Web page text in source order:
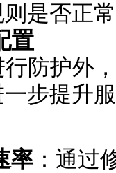
是否正
置
防护外
步提升
率 ：通过